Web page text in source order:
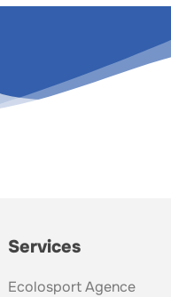
Services
Ecolosport Agence